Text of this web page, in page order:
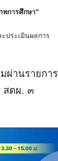
การศึกษา”
ประเมินผลการ
ผ่านรายการ
สตผ. ๓